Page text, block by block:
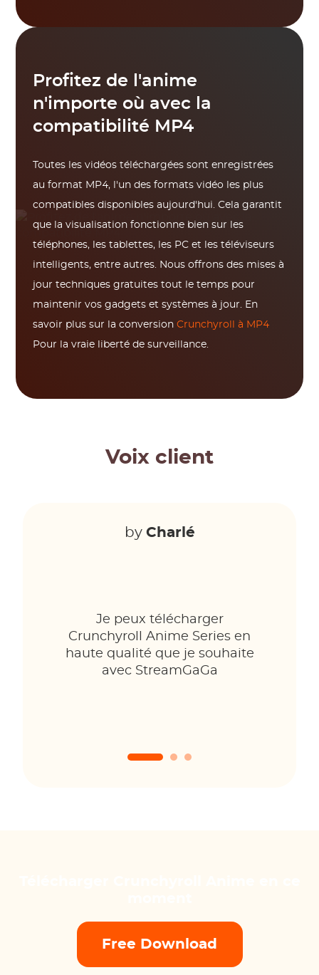
Profitez de l'anime
n'importe où avec la
compatibilité MP4
Toutes les vidéos téléchargées sont enregistrées
au format MP4, l'un des formats vidéo les plus
compatibles disponibles aujourd'hui. Cela garantit
que la visualisation fonctionne bien sur les
téléphones, les tablettes, les PC et les téléviseurs
intelligents, entre autres. Nous offrons des mises à
jour techniques gratuites tout le temps pour
maintenir vos gadgets et systèmes à jour. En
savoir plus sur la conversionCrunchyroll à MP4
Pour la vraie liberté de surveillance.
Voix client
by Charlé
Je peux télécharger
Crunchyroll Anime Series en
haute qualité que je souhaite
avec StreamGaGa
Free Download